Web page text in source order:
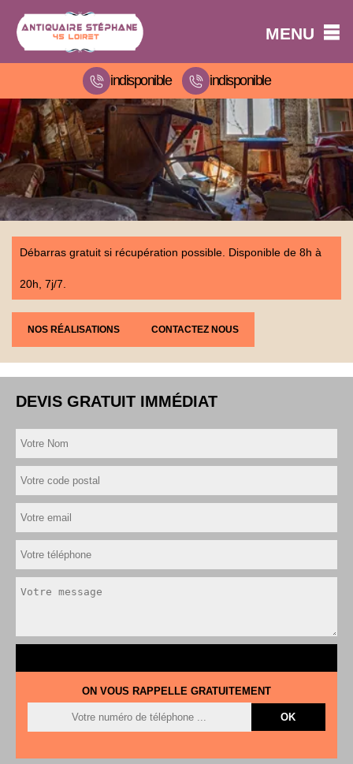
MENU
indisponible indisponible
Débarras gratuit si récupération possible. Disponible de 8h à
20h, 7j/7.
NOS RÉALISATIONS CONTACTEZ NOUS
DEVIS GRATUIT IMMÉDIAT
ON VOUS RAPPELLE GRATUITEMENT